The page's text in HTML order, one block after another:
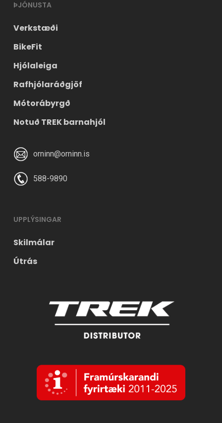
ÞJÓNUSTA
Verkstæði
BikeFit
Hjólaleiga
Rafhjólaráðgjöf
Mótorábyrgð
Notuð TREK barnahjól
orninn@orninn.is
588-9890
UPPLÝSINGAR
Skilmálar
Útrás